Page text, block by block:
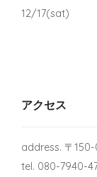
12/17(sat)
アクセス
address. 〒
tel. 080-7940-